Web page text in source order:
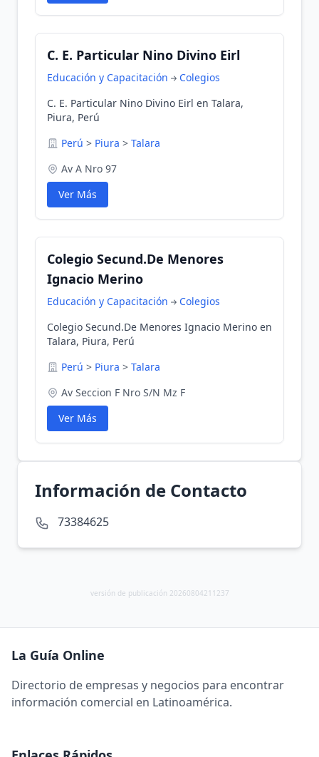
C. E. Particular Nino Divino Eirl
Educación y Capacitación
Colegios
C. E. Particular Nino Divino Eirl en Talara,
Piura, Perú
Perú > Piura > Talara
Av A Nro 97
Ver Más
Colegio Secund.De Menores
Ignacio Merino
Educación y Capacitación
Colegios
Colegio Secund.De Menores Ignacio Merino en
Talara, Piura, Perú
Perú > Piura > Talara
Av Seccion F Nro S/N Mz F
Ver Más
Información de Contacto
73384625
versión de publicación 20260804211237
La Guía Online
Directorio de empresas y negocios para encontrar
información comercial en Latinoamérica.